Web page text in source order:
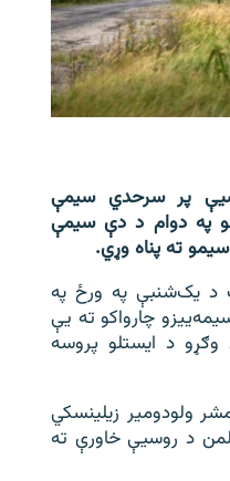
پر سرحدي سیمې
په دوام د دې سیمې
ته پناه وړي.
د یک‌شنبې په ورځ په
چارواکو ته یې
د ایستلو پروسه
ولودومیر زیلینسکي
د روسیې خاورې ته